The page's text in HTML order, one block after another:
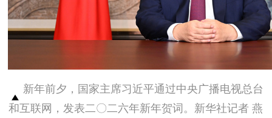
新年前夕，国家主席习近平通过中央广播电视总台
和互联网，发表二〇二六年新年贺词。新华社记者 燕